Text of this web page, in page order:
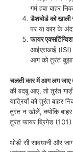
गर्म हवा बाहर
डैशबोर्ड को
पर या कार के
फायर
आईएसआई (ISI)
आग को तुरंत
चलती कार में आग लग जाए
की बदबू आए, तो तुरंत
यात्रियों को तुरंत बाहर
तुरंत न खोलें, क्योंकि
तुरंत फायर ब्रिगेड
थोड़ी सी सावधानी और